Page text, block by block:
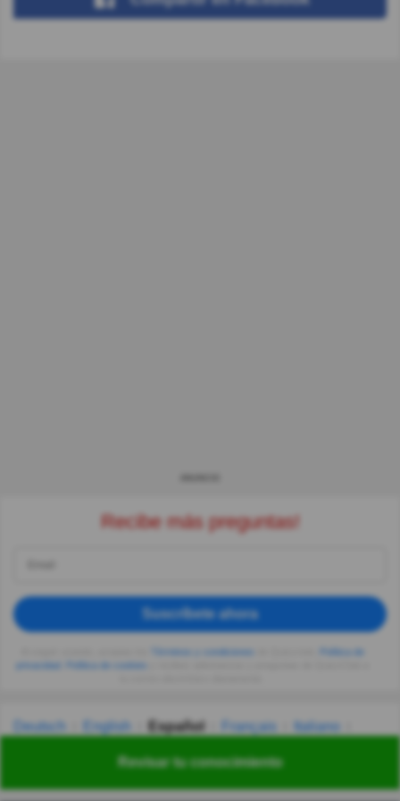
Revisar tu conocimiento
Recibe más preguntas!
Suscríbete ahora
Deutsch English Español Français
Italiano
Українська हिन्दी 한국어 汉语